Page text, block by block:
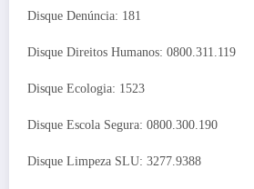
Disque Denúncia: 181
Disque Direitos Humanos: 0800.311.119
Disque Ecologia: 1523
Disque Escola Segura: 0800.300.190
Disque Limpeza SLU: 3277.9388